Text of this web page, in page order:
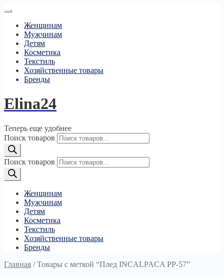
Женщинам
Мужчинам
Детям
Косметика
Текстиль
Хозяйственные товары
Бренды
Elina24
Теперь еще удобнее
Поиск товаров
Поиск товаров
Женщинам
Мужчинам
Детям
Косметика
Текстиль
Хозяйственные товары
Бренды
Главная /Товары с меткой “Плед INCALPACA PP-57”